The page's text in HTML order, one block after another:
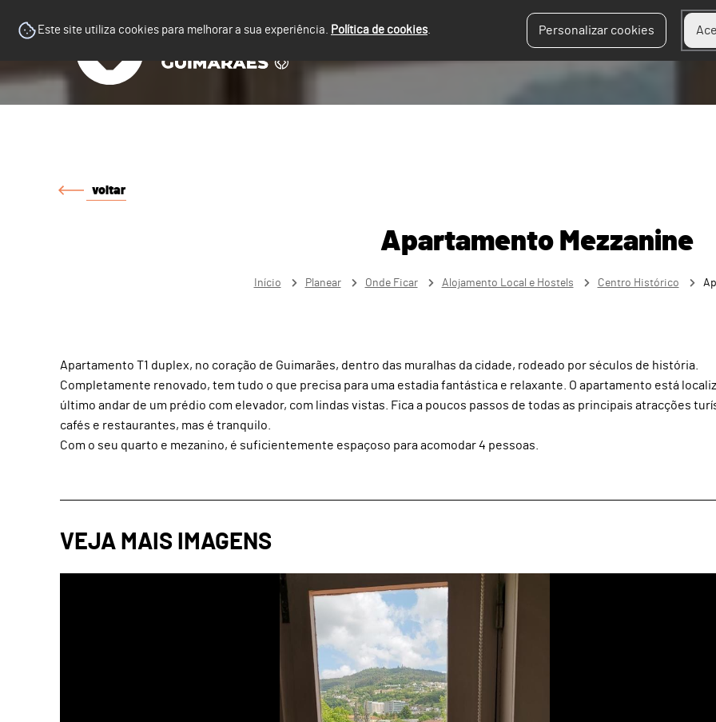
Este site utiliza cookies para melhorar a sua experiência. Política de cookies. Personalizar cookies
voltar
Apartamento Mezzanine
Início Planear Onde Ficar Alojamento Local e Hostels Centro Histórico
Apartamento T1 duplex, no coração de Guimarães, dentro das muralhas da cidade, rodeado por séculos de história.
Completamente renovado, tem tudo o que precisa para uma estadia fantástica e relaxante. O apartamento está
último andar de um prédio com elevador, com lindas vistas. Fica a poucos passos de todas as principais atracções
cafés e restaurantes, mas é tranquilo.
Com o seu quarto e mezanino, é suficientemente espaçoso para acomodar 4 pessoas.